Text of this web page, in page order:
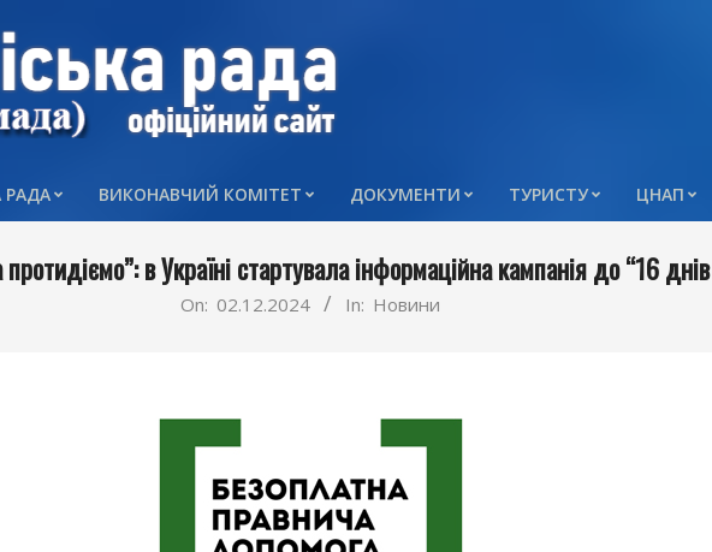
Primary
Menu
РАДА ВИКОНАВЧИЙ КОМІТЕТ ДОКУМЕНТИ ТУРИСТУ ЦНАП
в Україні стартувала інформаційна кампанія до “16
On: 02.12.2024 In: Новини